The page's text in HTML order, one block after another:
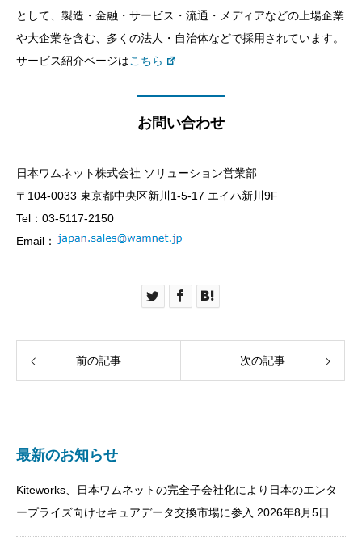
として、製造・金融・サービス・流通・メディアなどの上場企業
や大企業を含む、多くの法人・自治体などで採用されています。
サービス紹介ページはこちら
お問い合わせ
日本ワムネット株式会社 ソリューション営業部
〒104-0033 東京都中央区新川1-5-17 エイハ新川9F
Tel：03-5117-2150
Email：
前の記事 次の記事
最新のお知らせ
Kiteworks、日本ワムネットの完全子会社化により日本のエンタ
ープライズ向けセキュアデータ交換市場に参入 2026年8月5日